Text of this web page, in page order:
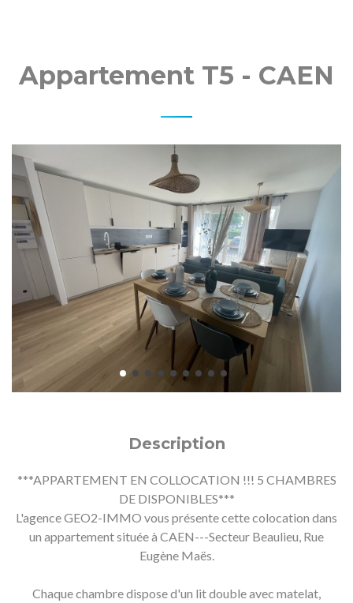
Appartement T5 - CAEN
Description
***APPARTEMENT EN COLLOCATION !!! 5 CHAMBRES
DE DISPONIBLES***
L'agence GEO2-IMMO vous présente cette colocation dans
un appartement située à CAEN---Secteur Beaulieu, Rue
Eugène Maës.
Chaque chambre dispose d'un lit double avec matelat,